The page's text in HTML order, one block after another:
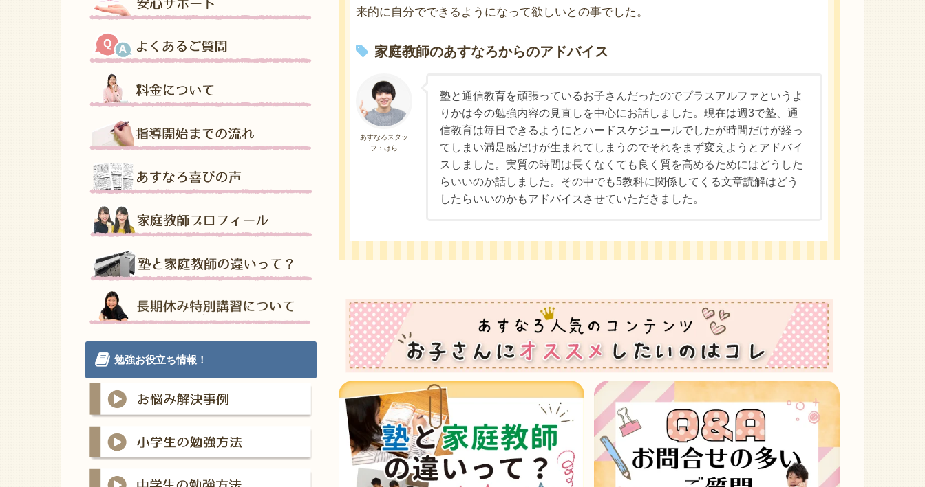
来的に自分でできるようになって欲しいとの事でした。
家庭教師のあすなろからのアドバイス
あすなろスタッ
フ：はら
塾と通信教育を頑張っているお子さんだったのでプラスアルファというよ
りかは今の勉強内容の見直しを中心にお話しました。現在は週3で塾、通
信教育は毎日できるようにとハードスケジュールでしたが時間だけが経っ
てしまい満足感だけが生まれてしまうのでそれをまず変えようとアドバイ
スしました。実質の時間は長くなくても良く質を高めるためにはどうした
らいいのか話しました。その中でも5教科に関係してくる文章読解はどう
したらいいのかもアドバイスさせていただきました。
勉強お役立ち情報！